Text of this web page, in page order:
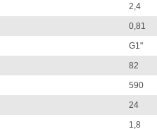
2,4
0,81
G1"
82
590
24
1,8